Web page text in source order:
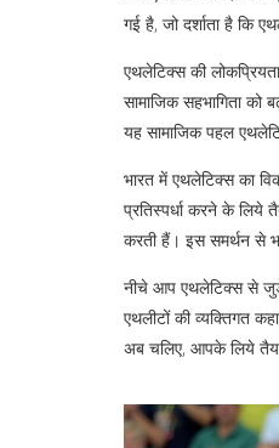
गई है, जो दर्शाता है कि
एथलेटिक्स की
सामाजिक सहभागिता
यह सामाजिक पहल
भारत में एथलेटिक्स का
प्रतिस्पर्धा करने के लिये
करती हैं। इस समर्थन से
नीचे आप एथलेटिक्स से जुड़े
एथलीटों की व्यक्तिगत
अब चलिए, आपके लिये